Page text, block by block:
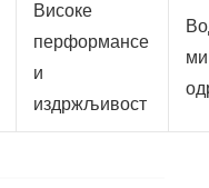
Високе
перформансе
и
издржљивост